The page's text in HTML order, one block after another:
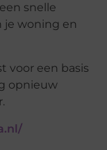
snelle
je woning en
voor een basis
opnieuw